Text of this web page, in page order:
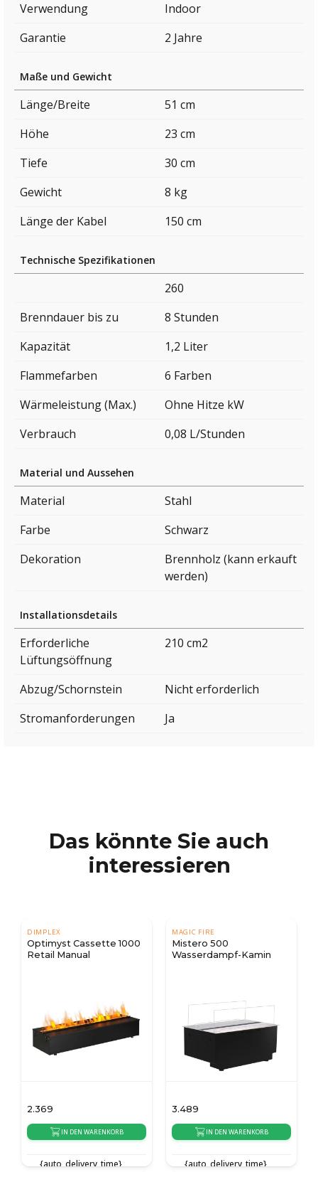
Verwendung
Indoor
Garantie
2 Jahre
Maße und Gewicht
Länge/Breite
51 cm
Höhe
23 cm
Tiefe
30 cm
Gewicht
8 kg
Länge der Kabel
150 cm
Technische Spezifikationen
260
Brenndauer bis zu
8 Stunden
Kapazität
1,2 Liter
Flammefarben
6 Farben
Wärmeleistung (Max.)
Ohne Hitze kW
Verbrauch
0,08 L/Stunden
Material und Aussehen
Material
Stahl
Farbe
Schwarz
Dekoration
Brennholz (kann erkauft
werden)
Installationsdetails
Erforderliche
Lüftungsöffnung
210 cm2
Abzug/Schornstein
Nicht erforderlich
Stromanforderungen
Ja
Das könnte Sie auch
interessieren
DIMPLEX
Optimyst Cassette 1000
Retail Manual
2.369
IN DEN WARENKORB
{auto_delivery_time}
MAGIC FIRE
Mistero 500
Wasserdampf-Kamin
3.489
IN DEN WARENKORB
{auto_delivery_time}